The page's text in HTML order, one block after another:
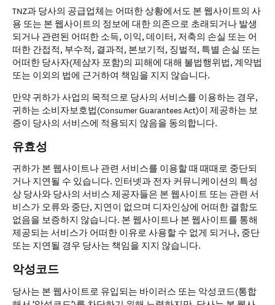
TNZ과 당사의 공급업체는 어떠한 상황에서도 본 웹사이트의 사
용 또는 본 웹사이트의 정보에 대한 의존으로 초래되거나 발생
되거나 관련된 어떠한 소득, 이익, 데이터, 저축의 손실 또는 어
떠한 간접적, 부수적, 결과적, 본보기적, 징벌적, 특별 손실 또는
어떠한 당사자(제삼자 포함)의 피해에 대해 불법행위법, 계약법
또는 이외의 법에 근거하여 책임을 지지 않습니다.
만약 귀하가 사업의 목적으로 당사의 서비스를 이용하는 경우,
귀하는 소비자보호법(Consumer Guarantees Act)이 제공하는 보
증이 당사의 서비스에 적용되지 않음을 동의합니다.
유효성
귀하가 본 웹사이트나 관련 서비스를 이용할 때 때때로 중단되
거나 지연될 수 있습니다. 인터넷과 전자 커뮤니케이션의 특성
상 당사와 당사의 서비스 제공자들은 본 웹사이트 또는 관련 서
비스가 오류와 중단, 지연이 없으며 디자인상에 어떠한 결함도
없음을 보증하지 않습니다. 본 웹사이트나 본 웹사이트를 통해
제공되는 서비스가 어떠한 이유로 사용할 수 없게 되거나, 중단
또는 지연될 경우 당사는 책임을 지지 않습니다.
악성코드
당사는 본 웹사이트로 유입되는 바이러스 또는 악성코드(통합